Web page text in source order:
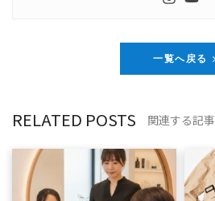
一覧へ戻る
RELATED POSTS 関連する記